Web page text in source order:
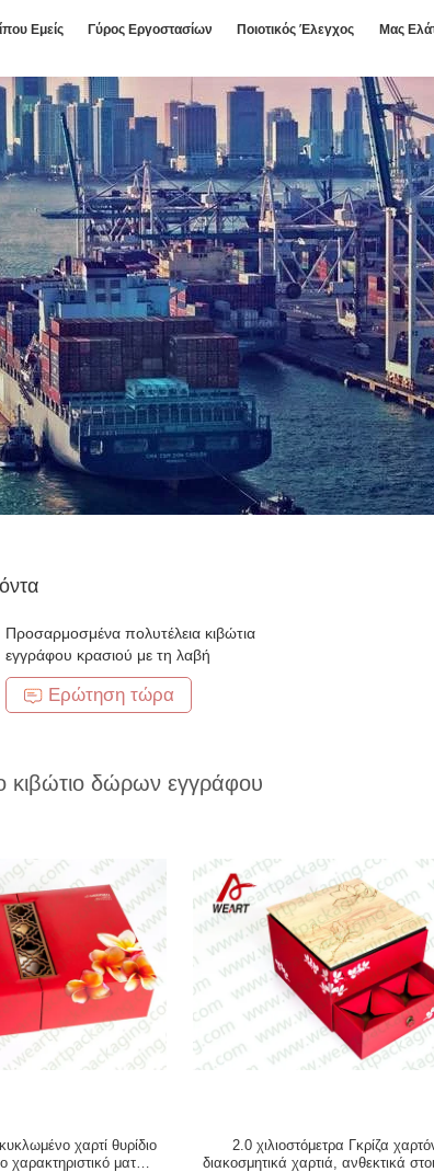
Εμείς Γύρος Εργοστασίων Ποιοτικός Έλεγχος Μας
Προσαρμοσμένα πολυτέλεια κιβώτια
εγγράφου κρασιού με τη λαβή
Ερώτηση τώρα
κιβώτιο δώρων εγγράφου
χαρτί θυρίδιο
χαρακτηριστικό ματ
2.0 χιλιοστόμετρα Γκρίζα
διακοσμητικά χαρτιά, ανθεκτικά